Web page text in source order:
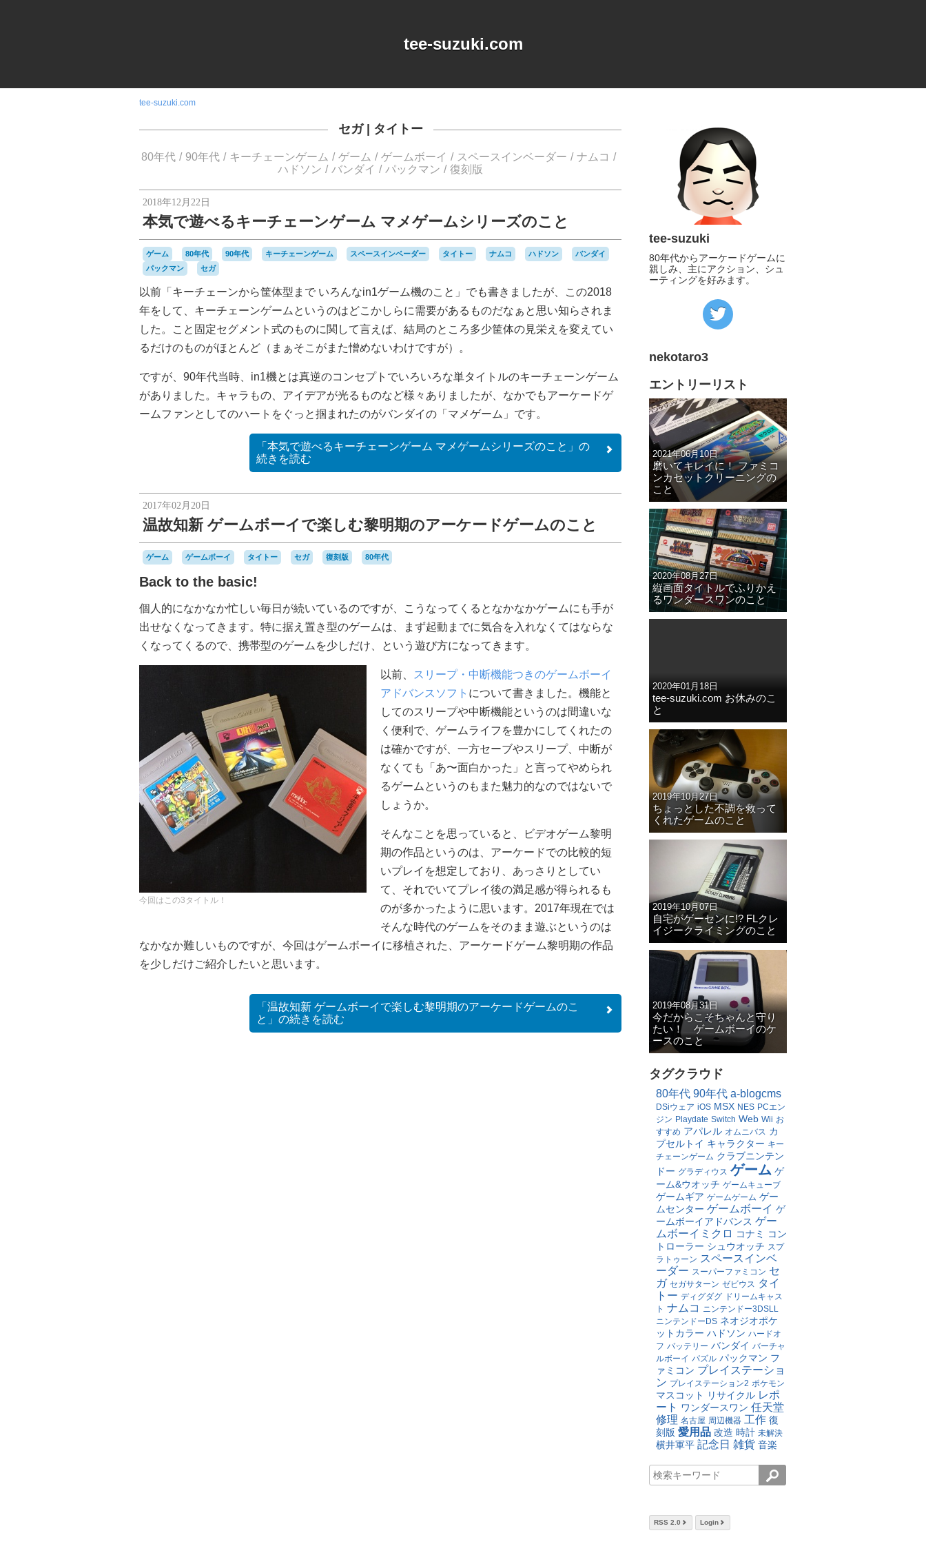
tee-suzuki.com
tee-suzuki.com
セガ| タイトー
80年代 90年代 キーチェーンゲーム ゲーム ゲームボーイ スペースインベーダー
ナムコ
ハドソン
バンダイ パックマン 復刻版
2018年12月22日
本気で遊べるキーチェーンゲーム マメゲームシリーズのこと
ゲーム 80年代 90年代 キーチェーンゲーム スペースインベーダー タイトー ナムコ ハドソン
バンダイ
パックマン
セガ
以前「キーチェーンから筐体型まで いろんなin1ゲーム機のこと」でも書きましたが、この2018
年をして、キーチェーンゲームというのはどこかしらに需要があるものだなぁと思い知らされま
した。こと固定セグメント式のものに関して言えば、結局のところ多少筐体の見栄えを変えてい
るだけのものがほとんど（まぁそこがまた憎めないわけですが）。
ですが、90年代当時、in1機とは真逆のコンセプトでいろいろな単タイトルのキーチェーンゲーム
がありました。キャラもの、アイデアが光るものなど様々ありましたが、なかでもアーケードゲ
ームファンとしてのハートをぐっと掴まれたのがバンダイの「マメゲーム」です。
「本気で遊べるキーチェーンゲーム マメゲームシリーズのこと」の
続きを読む
2017年02月20日
温故知新 ゲームボーイで楽しむ黎明期のアーケードゲームのこと
ゲーム ゲームボーイ タイトー セガ 復刻版 80年代
Back to the basic!
個人的になかなか忙しい毎日が続いているのですが、こうなってくるとなかなかゲームにも手が
出せなくなってきます。特に据え置き型のゲームは、まず起動までに気合を入れなくてはならな
くなってくるので、携帯型のゲームを少しだけ、という遊び方になってきます。
今回はこの3タイトル！
以前、
スリープ・中断機能つきのゲームボーイ
アドバンスソフト について書きました。機能と
してのスリープや中断機能というのは間違いな
く便利で、ゲームライフを豊かにしてくれたの
は確かですが、一方セーブやスリープ、中断が
なくても「あ〜面白かった」と言ってやめられ
るゲームというのもまた魅力的なのではないで
しょうか。
そんなことを思っていると、ビデオゲーム黎明
期の作品というのは、アーケードでの比較的短
いプレイを想定しており、あっさりとしてい
て、それでいてプレイ後の満足感が得られるも
のが多かったように思います。2017年現在では
そんな時代のゲームをそのまま遊ぶというのは
なかなか難しいものですが、今回はゲームボーイに移植された、アーケードゲーム黎明期の作品
を少しだけご紹介したいと思います。
「温故知新 ゲームボーイで楽しむ黎明期のアーケードゲームのこ
と」の続きを読む
tee-suzuki
80年代からアーケードゲームに
親しみ、主にアクション、シュ
ーティングを好みます。
https://twitter.com/tee_suzuki
の
の
リ
ン
ク
nekotaro3
エントリーリスト
2021年06月10日
磨いてキレイに！ ファミコ
ンカセットクリーニングの
こと
2020年08月27日
縦画面タイトルでふりかえ
るワンダースワンのこと
2020年01月18日
tee-suzuki.com お休みのこ
と
2019年10月27日
ちょっとした不調を救って
くれたゲームのこと
2019年10月07日
自宅がゲーセンに!? FLクレ
イジークライミングのこと
2019年08月31日
今だからこそちゃんと守り
たい！ ゲームボーイのケ
ースのこと
タグクラウド
80年代 90年代 a-blogcms
DSiウェア iOS MSX NES PCエン
ジン Playdate Switch Web Wii お
すすめ アパレル オムニバス カ
プセルトイ キャラクター キー
チェーンゲーム クラブニンテン
ドー グラディウス ゲーム ゲ
ーム&ウオッチ ゲームキューブ
ゲームギア ゲームゲーム ゲー
ムセンター ゲームボーイ ゲ
ームボーイアドバンス ゲー
ムボーイミクロ コナミ
コン
トローラー シュウオッチ スプ
ラトゥーン スペースインベ
ーダー スーパーファミコン セ
ガ セガサターン ゼビウス タイ
トー ディグダグ ドリームキャス
ト ナムコ ニンテンドー3DSLL
ニンテンドーDS ネオジオポケ
ットカラー ハドソン ハードオ
フ バッテリー バンダイ バーチャ
ルボーイ パズル パックマン フ
ァミコン プレイステーショ
ン プレイステーション2 ポケモン
マスコット リサイクル レポ
ート ワンダースワン 任天堂
修理 名古屋 周辺機器 工作 復
刻版 愛用品 改造 時計 未解決
横井軍平 記念日 雑貨 音楽
RSS 2.0 Login